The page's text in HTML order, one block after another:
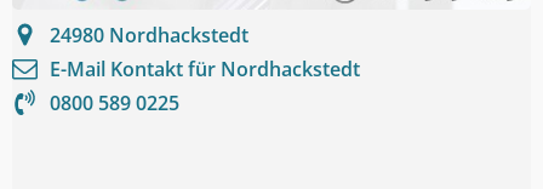
24980 Nordhackstedt
E-Mail Kontakt für Nordhackstedt
0800 589 0225